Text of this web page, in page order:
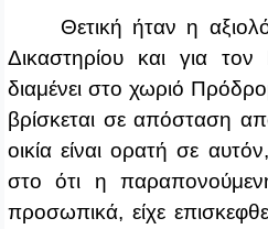
Θετική ήταν η
Δικαστηρίου και για
διαμένει στο χωριό
βρίσκεται σε απόσταση
οικία είναι ορατή σε
στο ότι η
προσωπικά, είχε